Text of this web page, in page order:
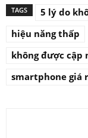
TAGS
5 lý do
hiệu năng thấp
không được
smartphone giá